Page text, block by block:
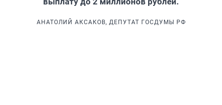
АНАТОЛИЙ АКСАКОВ, ДЕПУТАТ ГОСДУМЫ РФ